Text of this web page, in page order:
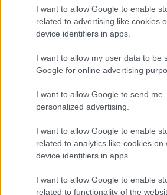
I want to allow Google to enable
related to advertising like cookies
device identifiers in apps.
I want to allow my user data to be
Google for online advertising
I want to allow Google to send me
personalized advertising.
I want to allow Google to enable
related to analytics like cookies on
device identifiers in apps.
I want to allow Google to enable
related to functionality of the
Boom del settore tech italiano:
Andrea Conforti · 6 Ago 2026
NERD NEWS